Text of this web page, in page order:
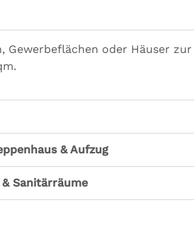
Gewerbeflächen oder Häuser
& Aufzug
Sanitärräume